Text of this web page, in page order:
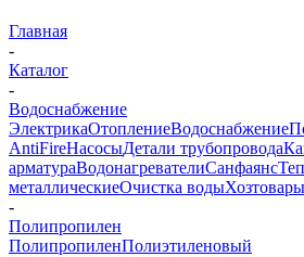
Главная
-
Каталог
-
Водоснабжение
ЭлектрикаОтоплениеВодоснабжение
AntiFireНасосыДетали трубопровода
арматураВодонагревателиСанфаянс
металлическиеОчистка водыХозтовары
-
Полипропилен
ПолипропиленПолиэтиленовый